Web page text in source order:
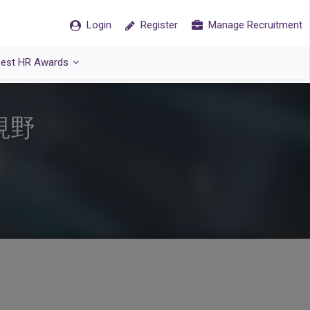
Login Register Manage Recruitment
HR Awards
野